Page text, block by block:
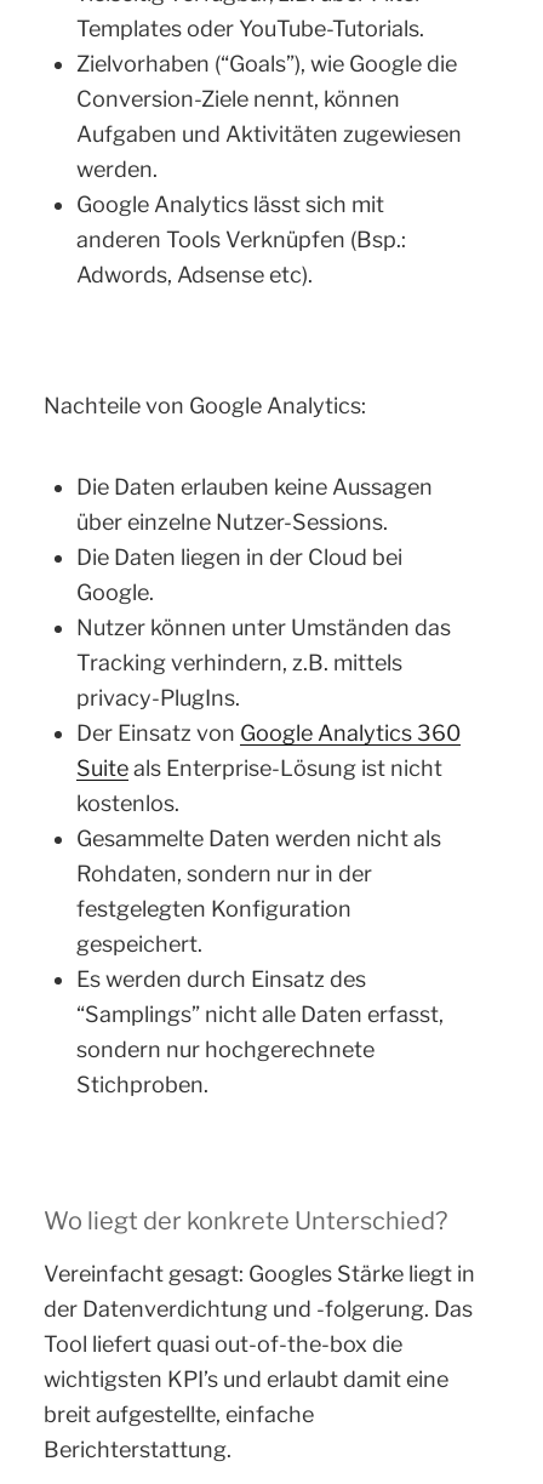
Templates oder YouTube-Tutorials.
Zielvorhaben (“Goals”), wie Google die
Conversion-Ziele nennt, können
Aufgaben und Aktivitäten zugewiesen
werden.
Google Analytics lässt sich mit
anderen Tools Verknüpfen (Bsp.:
Adwords, Adsense etc).
Nachteile von Google Analytics:
Die Daten erlauben keine Aussagen
über einzelne Nutzer-Sessions.
Die Daten liegen in der Cloud bei
Google.
Nutzer können unter Umständen das
Tracking verhindern, z.B. mittels
privacy-PlugIns.
Der Einsatz von Google Analytics 360
Suiteals Enterprise-Lösung ist nicht
kostenlos.
Gesammelte Daten werden nicht als
Rohdaten, sondern nur in der
festgelegten Konfiguration
gespeichert.
Es werden durch Einsatz des
“Samplings” nicht alle Daten erfasst,
sondern nur hochgerechnete
Stichproben.
Wo liegt der konkrete Unterschied?
Vereinfacht gesagt: Googles Stärke liegt in
der Datenverdichtung und -folgerung. Das
Tool liefert quasi out-of-the-box die
wichtigsten KPI’s und erlaubt damit eine
breit aufgestellte, einfache
Berichterstattung.